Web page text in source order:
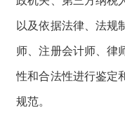
以及依据法律、法规
师、注册会计师、律
性和合法性进行鉴定
规范。